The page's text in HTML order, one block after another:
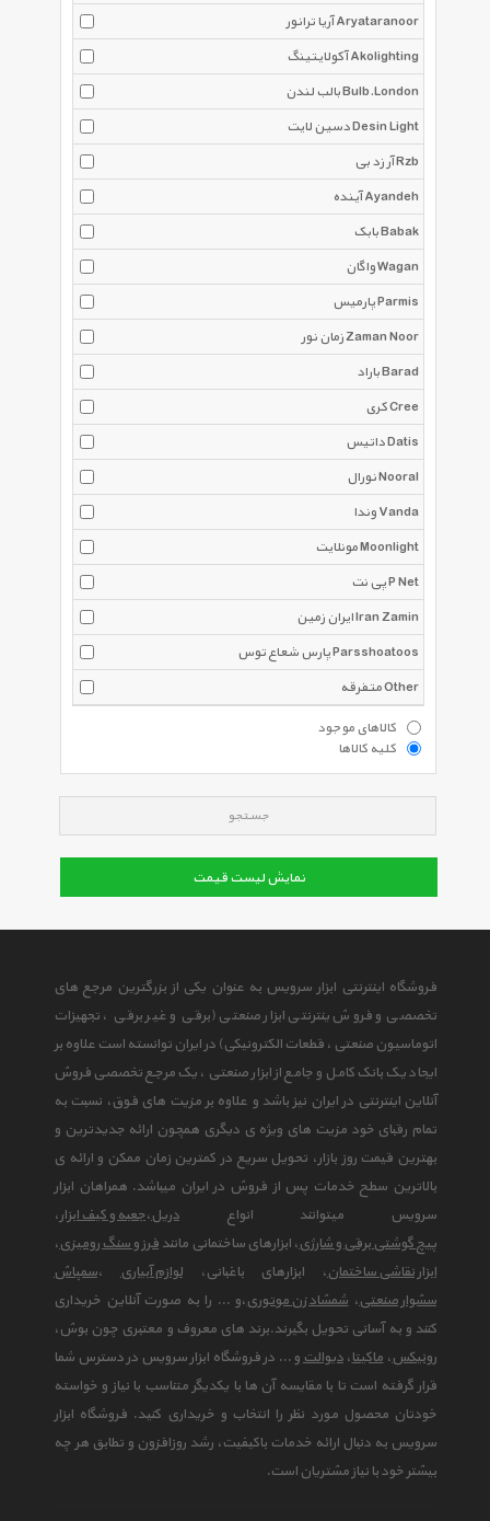
آریا ترانور Aryataranoor
آکولایتینگ Akolighting
بالب لندن Bulb.London
دسین لایت Desin Light
آر زد بی Rzb
آینده Ayandeh
بابک Babak
واگان Wagan
پارمیس Parmis
زمان نور Zaman Noor
باراد Barad
کری Cree
داتیس Datis
نورال Nooral
وندا Vanda
مونلایت Moonlight
پی نت P Net
ایران زمین Iran Zamin
پارس شعاع توس Parsshoatoos
متفرقه Other
کالاهای موجود
کلیه کالاها
جستجو
نمایش لیست قیمت
فروشگاه اینترنتی ابزار سرویس به عنوان یکی از بزرگترین مرجع های
تخصصی و فروش ینترنتی ابزار صنعتی (برقی و غیر برقی ، تجهیزات
اتوماسیون صنعتی ، قطعات الکترونیکی) در ایران توانسته است علاوه بر
ایجاد یک بانک کامل و جامع از ابزار صنعتی ، یک مرجع تخصصی فروش
آنلاین اینترنتی در ایران نیز باشد و علاوه بر مزیت های فوق، نسبت به
تمام رقبای خود مزیت های ویژه ی دیگری همچون ارائه جدیدترین و
بهترین قیمت روز بازار، تحویل سریع در کمترین زمان ممکن و ارائه ی
بالاترین سطح خدمات پس از فروش در ایران میباشد. همراهان ابزار
سرویس میتوانند انواع دریل،جعبه و کیف ابزار،
پیچ گوشتی برقی و شارژی، ابزارهای ساختمانی مانند فرز و سنگ رومیزی،
ابزار نقاشی ساختمان، ابزارهای باغبانی،لوازم آبیاری ،سمپاش
سشوار صنعتی،شمشاد زن موتوری،و ... را به صورت آنلاین خریداری
کنند و به آسانی تحویل بگیرند.برند های معروف و معتبری چون بوش،
رونیکس،ماکیتا،دیوالتو ... در فروشگاه ابزار سرویس در دسترس شما
قرار گرفته است تا با مقایسه آن ها با یکدیگر متناسب با نیاز و خواسته
خودتان محصول مورد نظر را انتخاب و خریداری کنید. فروشگاه ابزار
سرویس به دنبال ارائه خدمات باکیفیت، رشد روزافزون و تطابق هر چه
بیشتر خود با نیاز مشتریان است.